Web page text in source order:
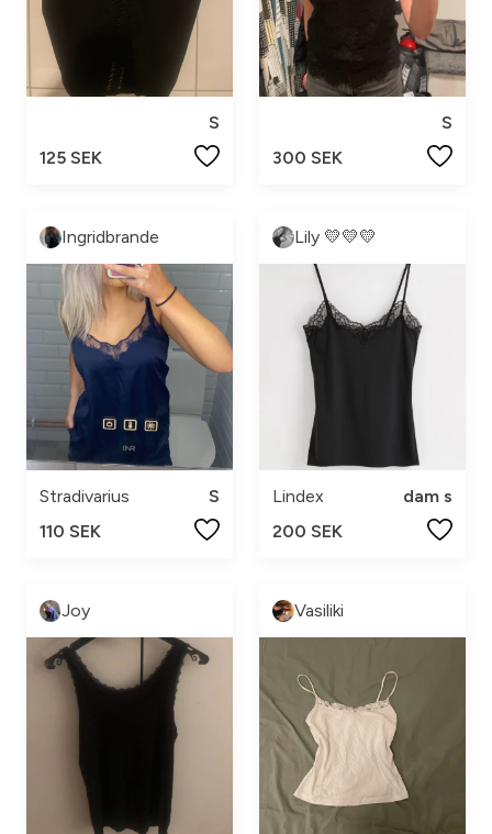
S
125 SEK
S
300 SEK
Ingridbrande
Stradivarius
S
110 SEK
Lily 💛💛💛
Lindex
dam s
200 SEK
Joy Vasiliki